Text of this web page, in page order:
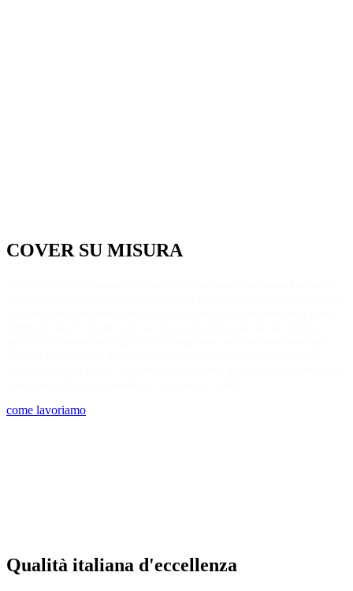
COVER SU MISURA​
come lavoriamo
Qualità italiana d'eccellenza